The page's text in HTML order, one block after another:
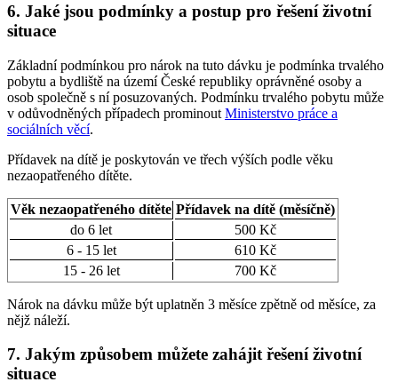
6. Jaké jsou podmínky a postup pro řešení životní
situace
Základní podmínkou pro nárok na tuto dávku je podmínka trvalého
pobytu a bydliště na území České republiky oprávněné osoby a
osob společně s ní posuzovaných. Podmínku trvalého pobytu může
v odůvodněných případech prominout Ministerstvo práce a
sociálních věcí.
Přídavek na dítě je poskytován ve třech výších podle věku
nezaopatřeného dítěte.
Věk nezaopatřeného dítěte Přídavek na dítě (měsíčně)
do 6 let
500 Kč
6 - 15 let
610 Kč
15 - 26 let
700 Kč
Nárok na dávku může být uplatněn 3 měsíce zpětně od měsíce, za
nějž náleží.
7. Jakým způsobem můžete zahájit řešení životní
situace